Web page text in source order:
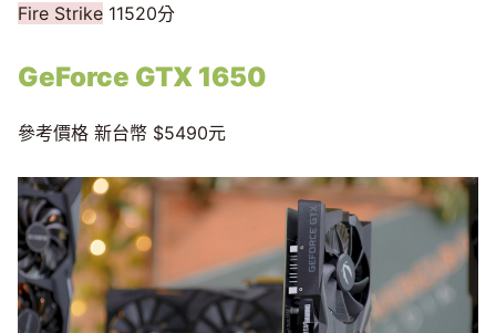
Fire Strike 11520分
GeForce GTX 1650
參考價格 新台幣 $5490元